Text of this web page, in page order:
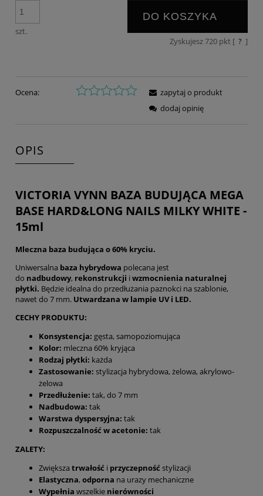
szt.
DO KOSZYKA
Zyskujesz720pkt [ ? ]
Ocena:
zapytaj o produkt
dodaj opinię
OPIS
VICTORIA VYNN BAZA BUDUJĄCA MEGA
BASE HARD&LONG NAILS MILKY WHITE -
15ml
Mleczna baza budująca o 60% kryciu.
Uniwersalna baza hybrydowa polecana jest
do nadbudowy, rekonstrukcji i wzmocnienia naturalnej
płytki. Będzie idealna do przedłużania paznokci na szablonie,
nawet do 7 mm. Utwardzana w lampie UV i LED.
CECHY PRODUKTU:
Konsystencja: gęsta, samopoziomująca
Kolor: mleczna 60% kryjąca
Rodzaj płytki: każda
Zastosowanie: stylizacja hybrydowa, żelowa, akrylowo-
żelowa
Przedłużenie: tak, do 7 mm
Nadbudowa: tak
Warstwa dyspersyjna: tak
Rozpuszczalność w acetonie: tak
ZALETY:
Zwiększa trwałość i przyczepność stylizacji
Elastyczna, odporna na urazy mechaniczne
Wypełnia wszelkie nierówności